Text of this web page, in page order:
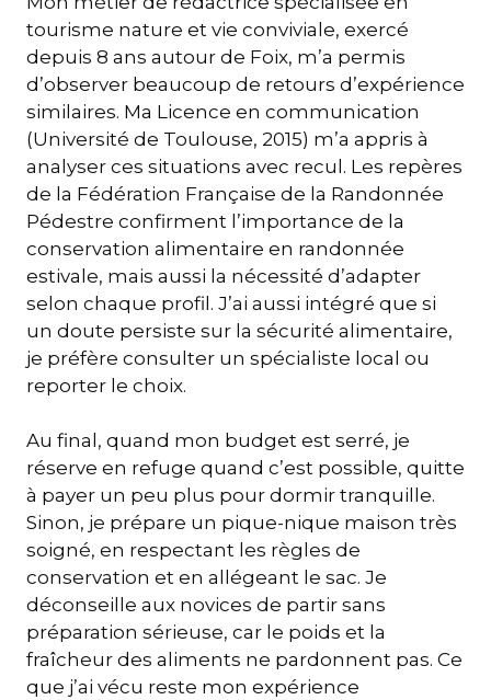
tourisme nature et vie conviviale, exercé
depuis 8 ans autour de Foix, m’a permis
d’observer beaucoup de retours d’expérience
similaires. Ma Licence en communication
(Université de Toulouse, 2015) m’a appris à
analyser ces situations avec recul. Les repères
de la Fédération Française de la Randonnée
Pédestre confirment l’importance de la
conservation alimentaire en randonnée
estivale, mais aussi la nécessité d’adapter
selon chaque profil. J’ai aussi intégré que si
un doute persiste sur la sécurité alimentaire,
je préfère consulter un spécialiste local ou
reporter le choix.
Au final, quand mon budget est serré, je
réserve en refuge quand c’est possible, quitte
à payer un peu plus pour dormir tranquille.
Sinon, je prépare un pique-nique maison très
soigné, en respectant les règles de
conservation et en allégeant le sac. Je
déconseille aux novices de partir sans
préparation sérieuse, car le poids et la
fraîcheur des aliments ne pardonnent pas. Ce
que j’ai vécu reste mon expérience